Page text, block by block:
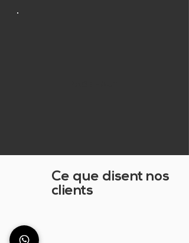
Ce que disent nos
clients